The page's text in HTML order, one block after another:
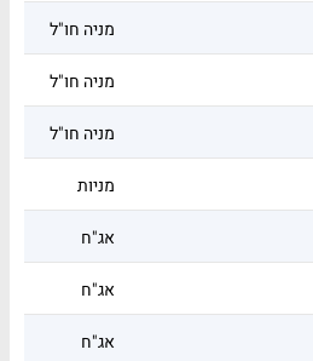
מניה חו"ל
מניה חו"ל
מניה חו"ל
מניות
אג"ח
אג"ח
אג"ח